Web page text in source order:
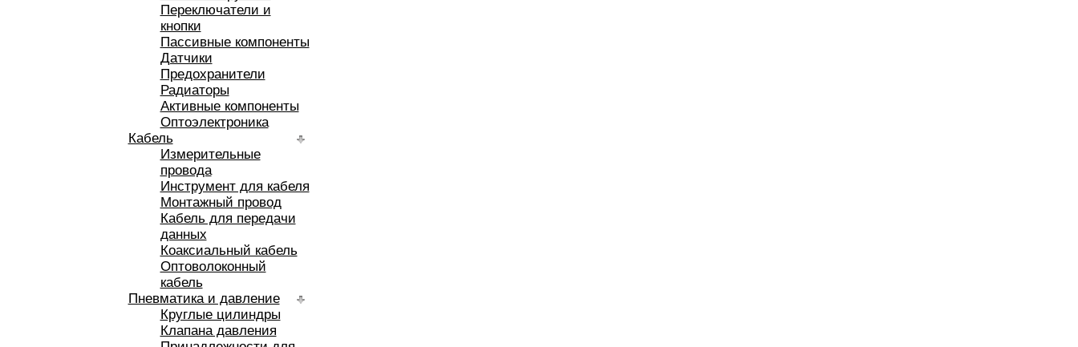
Переключатели и
кнопки
Пассивные компоненты
Датчики
Предохранители
Радиаторы
Активные компоненты
Оптоэлектроника
Кабель
Измерительные
провода
Инструмент для кабеля
Монтажный провод
Кабель для передачи
данных
Коаксиальный кабель
Оптоволоконный
кабель
Пневматика и давление
Круглые цилиндры
Клапана давления